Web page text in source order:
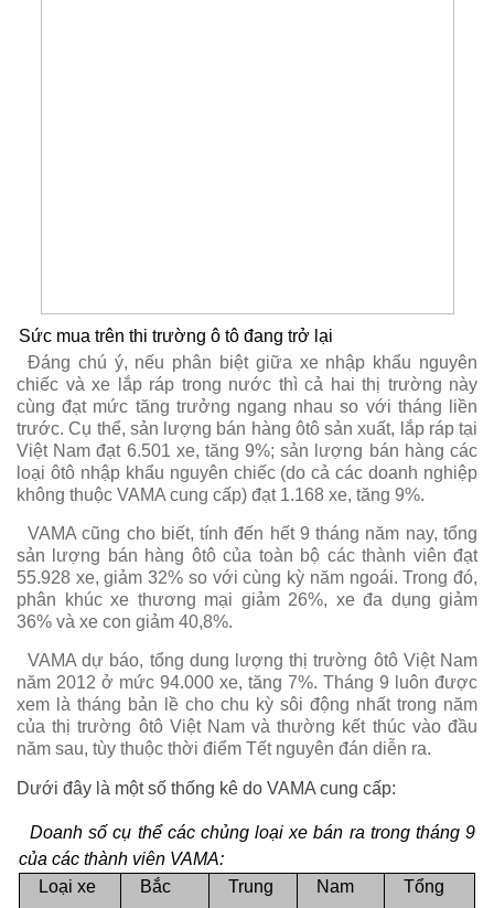
Sức mua trên thi trường ô tô đang trở lại
Đáng chú ý, nếu phân biệt giữa xe nhập khẩu nguyên
chiếc và xe lắp ráp trong nước thì cả hai thị trường này
cùng đạt mức tăng trưởng ngang nhau so với tháng liền
trước. Cụ thể, sản lượng bán hàng ôtô sản xuất, lắp ráp tại
Việt Nam đạt 6.501 xe, tăng 9%; sản lượng bán hàng các
loại ôtô nhập khẩu nguyên chiếc (do cả các doanh nghiệp
không thuộc VAMA cung cấp) đạt 1.168 xe, tăng 9%.
VAMA cũng cho biết, tính đến hết 9 tháng năm nay, tổng
sản lượng bán hàng ôtô của toàn bộ các thành viên đạt
55.928 xe, giảm 32% so với cùng kỳ năm ngoái. Trong đó,
phân khúc xe thương mại giảm 26%, xe đa dụng giảm
36% và xe con giảm 40,8%.
VAMA dự báo, tổng dung lượng thị trường ôtô Việt Nam
năm 2012 ở mức 94.000 xe, tăng 7%. Tháng 9 luôn được
xem là tháng bản lề cho chu kỳ sôi động nhất trong năm
của thị trường ôtô Việt Nam và thường kết thúc vào đầu
năm sau, tùy thuộc thời điểm Tết nguyên đán diễn ra.
Dưới đây là một số thống kê do VAMA cung cấp:
Doanh số cụ thể các chủng loại xe bán ra trong tháng 9
của các thành viên VAMA:
Loại xe
Bắc Trung Nam Tổng